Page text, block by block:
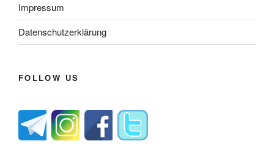
Impressum
Datenschutzerklärung
FOLLOW US